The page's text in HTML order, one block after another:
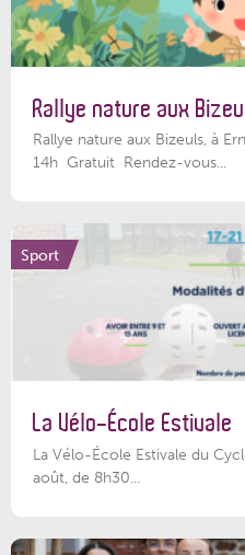
Rallye nature aux
Rallye nature aux Bizeuls, à
14h Gratuit Rendez-vous...
Sport
La Vélo-École Estivale
La Vélo-École Estivale du
août, de 8h30...